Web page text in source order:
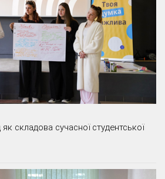
складова сучасної студентської